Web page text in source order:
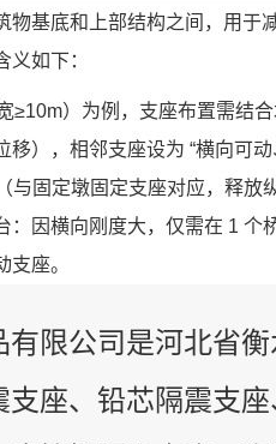
物基底和上部结构之间，用于
如下：
≥10m）为例，支座布置需结
），相邻支座设为 “横向可
与固定墩固定支座对应，释放
：因横向刚度大，仅需在 1
座。
有限公司是河北省
支座、铅芯隔震支